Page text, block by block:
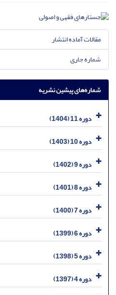
مقالات آماده انتشار
شماره جاری
شماره‌های پیشین نشریه
دوره 11 (1404)
دوره 10 (1403)
دوره 9 (1402)
دوره 8 (1401)
دوره 7 (1400)
دوره 6 (1399)
دوره 5 (1398)
دوره 4 (1397)